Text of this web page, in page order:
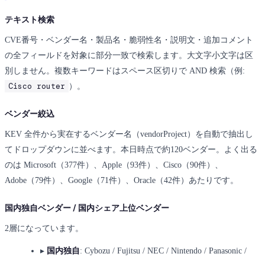
テキスト検索
CVE番号・ベンダー名・製品名・脆弱性名・説明文・追加コメント
の全フィールドを対象に部分一致で検索します。大文字小文字は区
別しません。複数キーワードはスペース区切りで AND 検索（例:
Cisco router ）。
ベンダー絞込
KEV 全件から実在するベンダー名（vendorProject）を自動で抽出し
てドロップダウンに並べます。本日時点で約120ベンダー。よく出る
のは Microsoft（377件）、Apple（93件）、Cisco（90件）、
Adobe（79件）、Google（71件）、Oracle（42件）あたりです。
国内独自ベンダー / 国内シェア上位ベンダー
2層になっています。
▸ 国内独自: Cybozu / Fujitsu / NEC / Nintendo / Panasonic /